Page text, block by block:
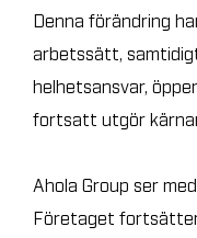
Denna förändring
arbetssätt,
helhetsansvar,
fortsatt utgör
Ahola Group ser
Företaget